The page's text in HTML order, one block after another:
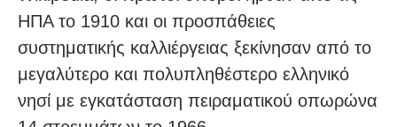
ΗΠΑ το 1910 και οι προσπάθειες
συστηματικής καλλιέργειας ξεκίνησαν από το
μεγαλύτερο και πολυπληθέστερο ελληνικό
νησί με εγκατάσταση πειραματικού οπωρώνα